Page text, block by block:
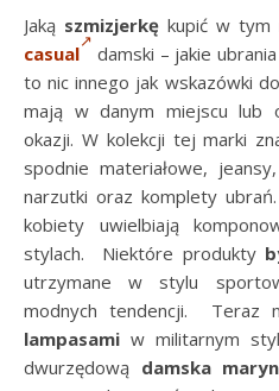
Jaką szmizjerkę kupić w tym
casual
damski – jakie ubrania
to nic innego jak wskazówki
mają w danym miejscu lub
okazji. W kolekcji tej marki
spodnie materiałowe,
narzutki oraz komplety ubrań.
kobiety uwielbiają
stylach. Niektóre produkty
utrzymane w stylu
modnych tendencji.
Teraz
lampasami w militarnym
dwurzędową damska